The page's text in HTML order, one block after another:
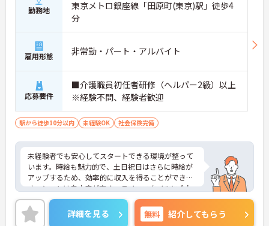
勤務地
東京メトロ銀座線「田原町(東京)駅」徒歩4
分
雇用形態 非常勤・パート・アルバイト
応募要件
■介護職員初任者研修（ヘルパー2級）以上
※経験不問、経験者歓迎
駅から徒歩10分以内 未経験OK 社会保険完備
未経験者でも安心してスタートできる環境が整って
います。時給も魅力的で、土日祝日はさらに時給が
アップするため、効率的に収入を得ることができま
す。シフトは自由度が高く、ライフスタイルに合わ
せて無理なく働けます。福利厚生も充実しており、
長く働き続けられる職場です。興味がある方はぜひ
ご応募ください。
詳細を見る 無料 紹介してもらう